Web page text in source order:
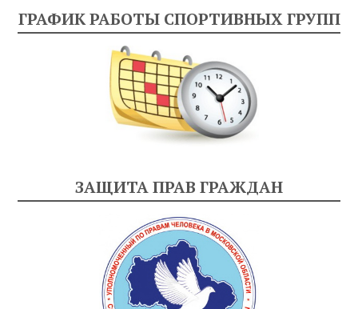
ГРАФИК РАБОТЫ СПОРТИВНЫХ ГРУПП
ЗАЩИТА ПРАВ ГРАЖДАН